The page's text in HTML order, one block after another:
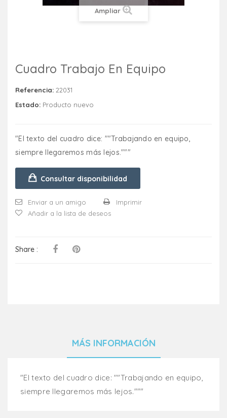
Ampliar
Cuadro Trabajo En Equipo
Referencia: 22031
Estado: Producto nuevo
"El texto del cuadro dice: ""Trabajando en equipo,
siempre llegaremos más lejos."""
Consultar disponibilidad
Enviar a un amigo
Imprimir
Añadir a la lista de deseos
Share :
MÁS INFORMACIÓN
"El texto del cuadro dice: ""Trabajando en equipo,
siempre llegaremos más lejos."""